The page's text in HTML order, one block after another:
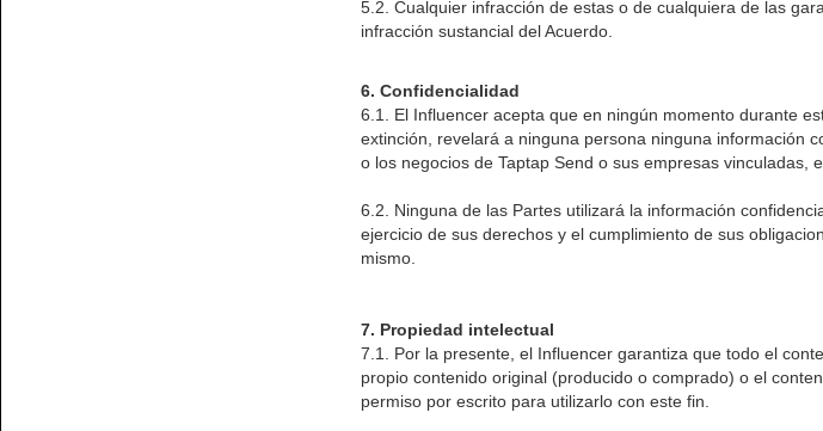
5.2. Cualquier infracción de estas o de cualquiera de las
infracción sustancial del Acuerdo.
6. Confidencialidad
6.1. El Influencer acepta que en ningún momento durante
extinción, revelará a ninguna persona ninguna información
o los negocios de Taptap Send o sus empresas
6.2. Ninguna de las Partes utilizará la información
ejercicio de sus derechos y el cumplimiento de sus
mismo.
7. Propiedad intelectual
7.1. Por la presente, el Influencer garantiza que todo el
propio contenido original (producido o comprado) o el
permiso por escrito para utilizarlo con este fin.